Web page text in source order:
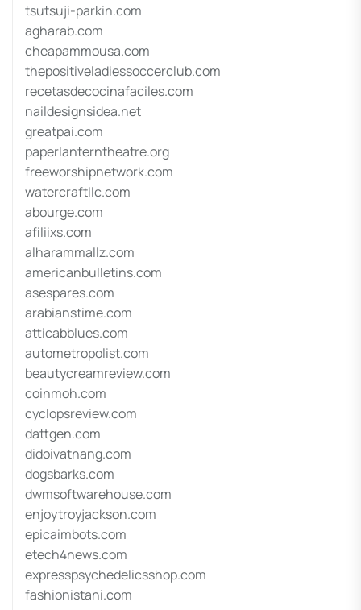
tsutsuji-parkin.com
agharab.com
cheapammousa.com
thepositiveladiessoccerclub.com
recetasdecocinafaciles.com
naildesignsidea.net
greatpai.com
paperlanterntheatre.org
freeworshipnetwork.com
watercraftllc.com
abourge.com
afiliixs.com
alharammallz.com
americanbulletins.com
asespares.com
arabianstime.com
atticabblues.com
autometropolist.com
beautycreamreview.com
coinmoh.com
cyclopsreview.com
dattgen.com
didoivatnang.com
dogsbarks.com
dwmsoftwarehouse.com
enjoytroyjackson.com
epicaimbots.com
etech4news.com
expresspsychedelicsshop.com
fashionistani.com